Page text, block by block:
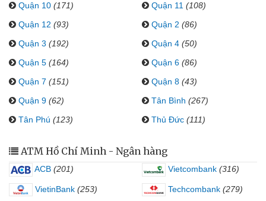
Quận 10 (171) Quận 11 (108)
Quận 12 (93) Quận 2 (86)
Quận 3 (192) Quận 4 (50)
Quận 5 (164) Quận 6 (86)
Quận 7 (151) Quận 8 (43)
Quận 9 (62) Tân Bình (267)
Tân Phú (123) Thủ Đức (111)
ATM Hồ Chí Minh - Ngân hàng
ACB (201) Vietcombank (316)
VietinBank (253) Techcombank (279)